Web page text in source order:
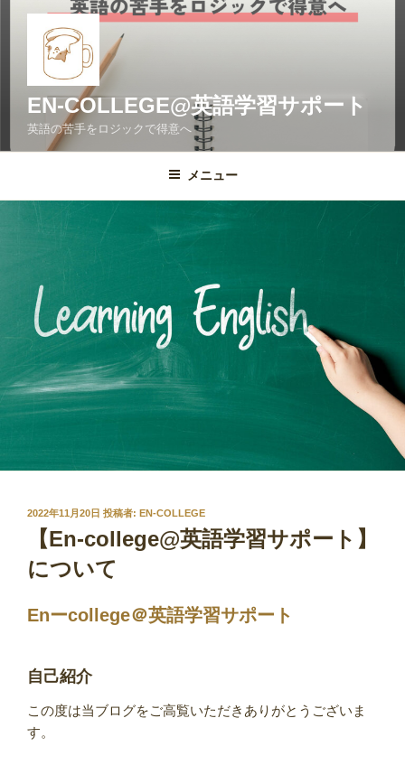
プ
EN-COLLEGE@英語学習サポート
英語の苦手をロジックで得意へ
メニュー
投
2022年11月20日 投稿者: EN-COLLEGE
【En-college@英語学習サポート】
について
Enーcollege＠英語学習サポート
自己紹介
この度は当ブログをご高覧いただきありがとうございま
す。